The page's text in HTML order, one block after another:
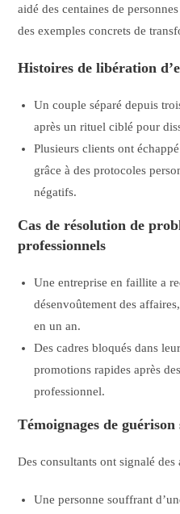
aidé des centaines de
des exemples concrets de
Histoires de libération
Un couple séparé depuis
après un rituel ciblé pour
Plusieurs clients ont
grâce à des protocoles
négatifs.
Cas de résolution de
professionnels
Une entreprise en faillite a
désenvoûtement des
en un an.
Des cadres bloqués dans
promotions rapides après
professionnel.
Témoignages de
Des consultants ont signalé
Une personne souffrant